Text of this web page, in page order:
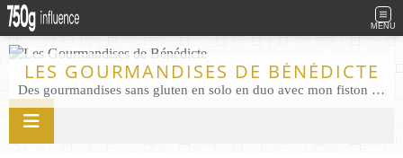
MENU
LES GOURMANDISES DE BÉNÉDICTE
Des gourmandises sans gluten en solo en duo avec mon fiston . Salé comme Sucré sans gluten éco responsable Les Gourmandises de Bénédicte gâteau produits locaux